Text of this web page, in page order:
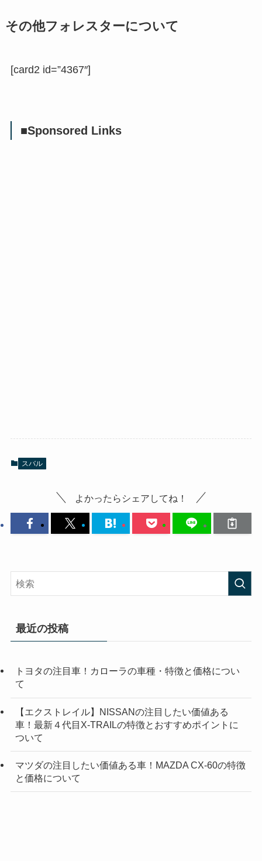
その他フォレスターについて
[card2 id=”4367″]
■Sponsored Links
スバル
よかったらシェアしてね！
最近の投稿
トヨタの注目車！カローラの車種・特徴と価格につい
て
【エクストレイル】NISSANの注目したい価値ある
車！最新４代目X-TRAILの特徴とおすすめポイントに
ついて
マツダの注目したい価値ある車！MAZDA CX-60の特徴
と価格について